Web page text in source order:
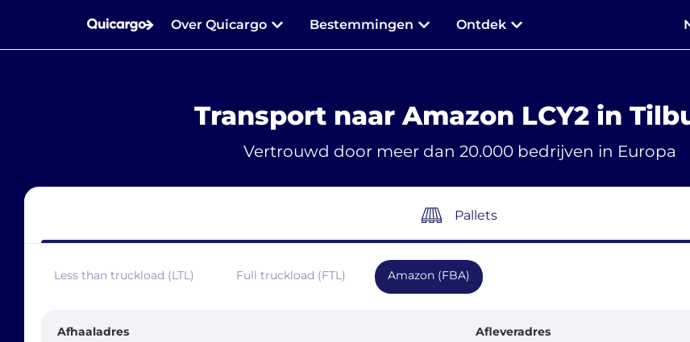
Over Quicargo Bestemmingen Ontdek
Transport naar Amazon LCY2 in
Vertrouwd door meer dan 20.000 bedrijven in Europa
Pallets
Less than truckload (LTL) Full truckload (FTL) Amazon (FBA)
Afhaaladres Afleveradres